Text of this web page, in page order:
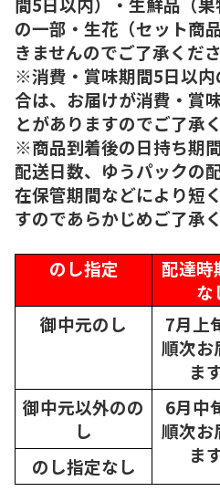
の一部・生花（セット商
きませんのでご了承くださ
※消費・賞味期間5日以
合は、お届けが消費・賞
とがありますのでご了承
※商品到着後の日持ち期
配送日数、ゆうパックの
在保管期間などにより短
すのであらかじめご了承
のし指定
配達時
な
御中元のし
7月上
順次お
ま
御中元以外のの
し
6月中
順次お
ま
のし指定なし